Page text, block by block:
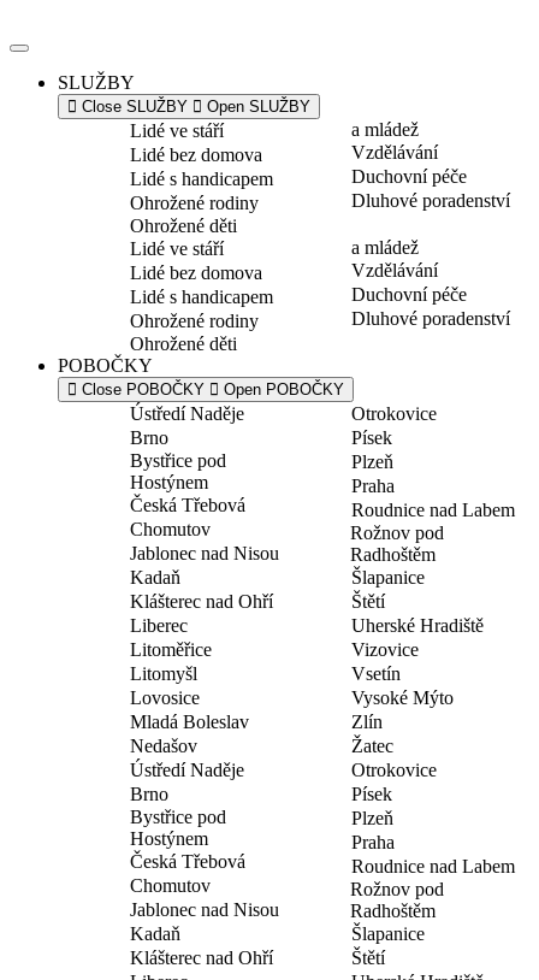
k
SLUŽBY
Close SLUŽBY Open SLUŽBY
Lidé ve stáří
Lidé bez domova
Lidé s handicapem
Ohrožené rodiny
Ohrožené děti
a mládež
Vzdělávání
Duchovní péče
Dluhové poradenství
Lidé ve stáří
Lidé bez domova
Lidé s handicapem
Ohrožené rodiny
Ohrožené děti
a mládež
Vzdělávání
Duchovní péče
Dluhové poradenství
POBOČKY
Close POBOČKY Open POBOČKY
Ústředí Naděje
Brno
Bystřice pod
Hostýnem
Česká Třebová
Chomutov
Jablonec nad Nisou
Kadaň
Klášterec nad Ohří
Liberec
Litoměřice
Litomyšl
Lovosice
Mladá Boleslav
Nedašov
Otrokovice
Písek
Plzeň
Praha
Roudnice nad Labem
Rožnov pod
Radhoštěm
Šlapanice
Štětí
Uherské Hradiště
Vizovice
Vsetín
Vysoké Mýto
Zlín
Žatec
Ústředí Naděje
Brno
Bystřice pod
Hostýnem
Česká Třebová
Chomutov
Jablonec nad Nisou
Kadaň
Klášterec nad Ohří
Otrokovice
Písek
Plzeň
Praha
Roudnice nad Labem
Rožnov pod
Radhoštěm
Šlapanice
Štětí